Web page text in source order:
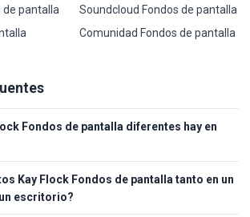
de pantalla
Soundcloud Fondos de pantalla
Comunidad Fondos de pantalla
Fondos de pantalla diferentes hay en
Kay Flock Fondos de pantalla tanto en un
escritorio?